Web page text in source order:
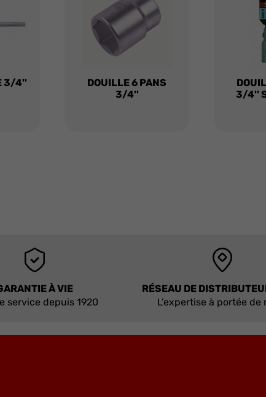
3/4''
DOUILLE 6 PANS
3/4''
3/4''
À VIE
service depuis 1920
RÉSEAU DE
L’expertise à portée de